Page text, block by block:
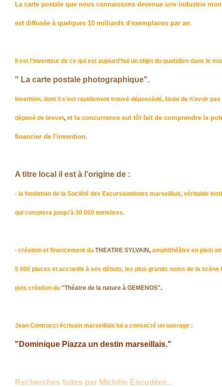
La carte postale que nous connaissons devenue une industrie
est diffusée à quelques 10 milliards d'exemplaires par an.
Il est l'inventeur de ce qui est aujourd'hui un objet du quotidien dans le
" La carte postale photographique".
Invention, dont il s'est rapidement trouvé dépossédé, faute de n'avoir pas
déposé de brevet, et la concurrence eut tôt fait de comprendre le
financier de l'invention.
A titre local il est à l'origine de :
- la fondation de la Société des Excursionnistes marseillais, véritable
qui comptera jusqu'à 30 000 membres.
- création et financement du THEATRE SYLVAIN, amphithéâtre en plein
5 000 places et accueille à ses débuts, les plus grands noms de la scène
puis création du "Théatre de la nature à GEMENOS".
Jean Contrucci écrivain marseillais lui a consacré un ouvrage :
"Dominique Piazza un destin marseillais."
Recherches faites par Michèle Escudéro...